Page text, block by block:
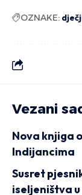
OZNAKE:
Vezani
Nova knjiga
Indijancima
Susret
iseljeništva